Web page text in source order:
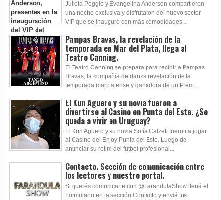
Julieta Poggio y Evangelina Anderson compartieron
una noche exclusiva y disfrutaron del nuevo sector
VIP que se inauguró con más comodidades...
Pampas Bravas, la revelación de la
temporada en Mar del Plata, llega al
Teatro Canning.
El Teatro Canning se prepara para recibir a Pampas
Bravas, la compañía de danza revelación de la
temporada marplatense y ganadora de un Prem...
El Kun Aguero y su novia fueron a
divertirse al Casino en Punta del Este. ¿Se
queda a vivir en Uruguay?
El Kun Aguero y su novia Sofía Calzeti fueron a jugar
al Casino del Enjoy Punta del Este. Luego de
anunciar su retiro del fútbol profesional...
Contacto. Sección de comunicación entre
los lectores y nuestro portal.
Si querés comunicarte con @FarandulaShow llená el
Formulario en la sección Contacto y enviá tus